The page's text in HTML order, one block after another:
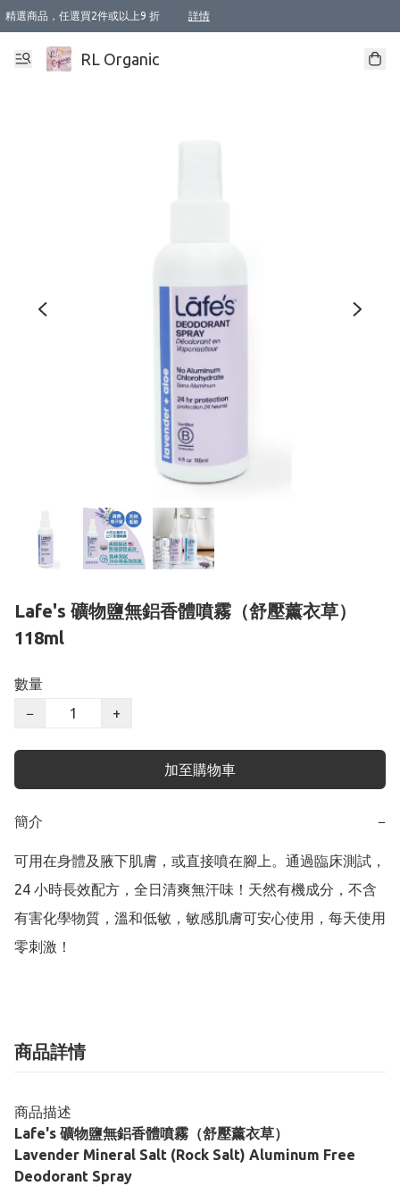
精選商品，任選買2件或以上9 折 詳情
XI周年優惠【新品自由選2件88折/3件85折】
XI周年優惠【Chakra 脈輪平衡自由選2件9折/3件85折/5件8折】
Florame 肌底自由選 2支9折 3支85折
XI周年優惠【蟲蟲退散 · 防衛結界﹞系列2件9折】
Sunki 任選2件95折
BIOFFICINA TOSCANA 任選2支9折 3支85折
Lamav 任選1件9折 2件85折
Mukti Organics 指定產品任選1件9折, 2件88折 3件85折
Intelligent Nutrients Skincare 任選2件9折
deodorant 任選2件88折
化妝品 任選2件95折
XI周年優惠【身心靈單品 任選2件9折/3件85折/5件8折】
XI周年優惠 【精油/香水 任選2件9折/3件85折/5件8折】
XI周年優惠【「關節到肌膚」全效養護 BODY OIL 組2件88折/3件85折】
XI周年優惠【夏日有機物理防曬套裝2件88折】
XI周年優惠【夏日潔面隨意選2件88折/3件85折】
XI周年優惠【逆齡奇蹟抗氧 11 自由選2件88折/3件85折/4件或以上8折】
新會員首次購物即享全單 95 折優惠！
成為VIP / VVIP 可享有生日月現金扣減獎賞優惠 !! 記得去賬户資料填上生日日期啦 !
選用順豐速運，滿$500 免運費
本地速遞 京東 送住宅/ 工商地址 $400 免運費
澳門訂單選用順豐速運，滿$800 免運費
RL Organic
Lafe's 礦物鹽無鋁香體噴霧（舒壓薰衣草）
118ml
數量
−
+
加至購物車
簡介 −
可用在身體及腋下肌膚，或直接噴在腳上。通過臨床測試，
24 小時長效配方，全日清爽無汗味！天然有機成分，不含
有害化學物質，溫和低敏，敏感肌膚可安心使用，每天使用
零刺激！
商品詳情
商品描述
Lafe's 礦物鹽無鋁香體噴霧（舒壓薰衣草）
Lavender Mineral Salt (Rock Salt) Aluminum Free
Deodorant Spray